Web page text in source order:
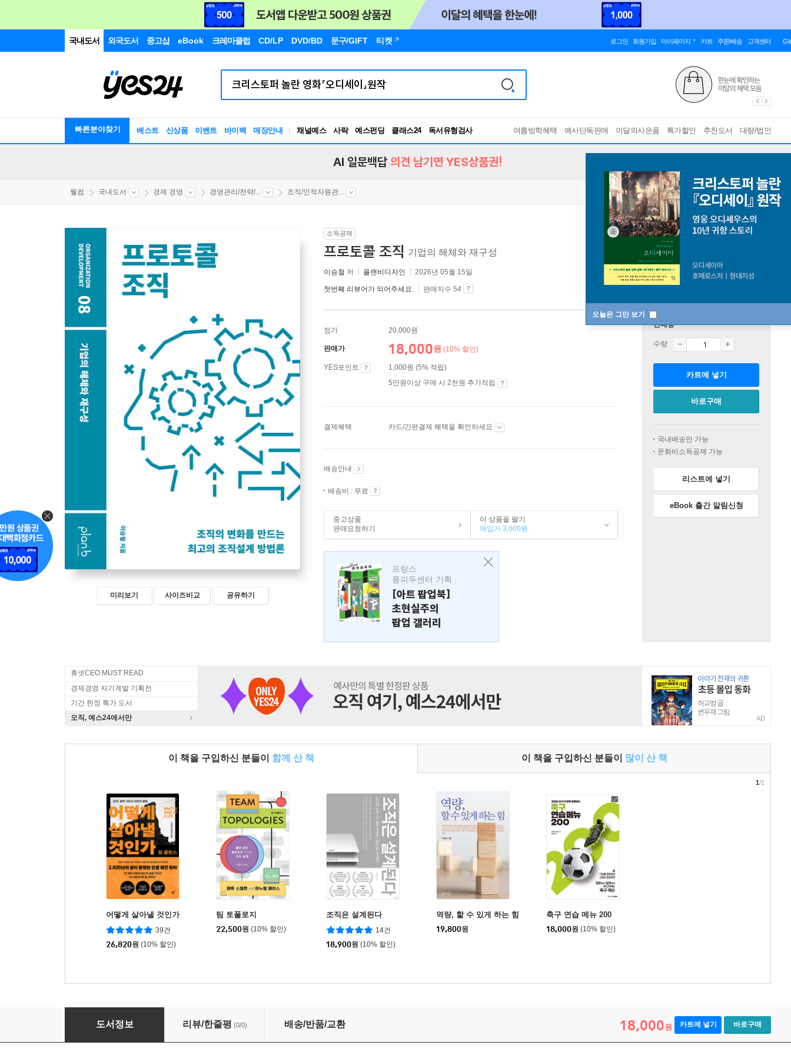
국내도서 외국도서 중고샵 eBook 크레마클럽 CD/LP DVD/BD 문구/GIFT 티켓 로그인 회원가입 마이페이지 카트 주문/배송 고객센터
빠른분야찾기 베스트 신상품 이벤트 바이백 매장안내 채널예스 사락 예스펀딩 클래스24
독서유형검사
RBTI Lab
여름방학혜택 예사단독판매 이달의사은품 특가할인 추천도서 대량/법인
오늘은 그만 보기
AI 일문백답 의견 남기면 YES상품권!
웰컴 국내도서 경제 경영 경영관리/전략/... 조직/인적자원관...
미리보기 사이즈비교 공유하기
소득공제
프로토콜 조직 기업의 해체와 재구성
이승철 저 플랜비디자인 2026년 05월 15일
첫번째 리뷰어가 되어주세요. 판매지수 54
정가 20,000원
판매가 18,000원 (10% 할인)
YES포인트
1,000원 (5% 적립)
5만원이상 구매 시 2천원 추가적립
결제혜택 카드/간편결제 혜택을 확인하세요
배송안내
배송비 : 무료
중고상품
판매요청하기
이 상품을 팔기
매입가 3,000원
프랑스
퐁피두센터 기획
[아트 팝업북]
초현실주의
팝업 갤러리
판매중
수량
카트에 넣기
바로구매
국내배송만 가능
문화비소득공제 가능
리스트에 넣기
eBook 출간 알림신청
휴넷CEO MUST READ
경제경영 자기계발 기획전
기간 한정 특가 도서
오직, 예스24에서만
AD
이 책을 구입하신 분들이 함께 산 책 이 책을 구입하신 분들이 많이 산 책
어떻게 살아낼 것인가
39건
26,820원 (10% 할인)
팀 토폴로지
22,500원 (10% 할인)
조직은 설계된다
14건
18,900원 (10% 할인)
역량, 할 수 있게 하는 힘
19,800원
축구 연습 메뉴 200
18,000원 (10% 할인)
1/1
프로토콜 조직
도서정보 리뷰/한줄평 (0/0) 배송/반품/교환 18,000원 카트에 넣기 바로구매